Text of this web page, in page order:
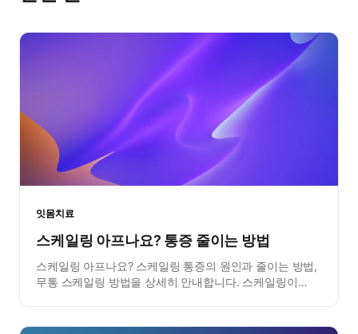
잇몸치료
스케일링 아프나요? 통증 줄이는 방법
스케일링 아프나요? 스케일링 통증의 원인과 줄이는 방법,
무통 스케일링 방법을 상세히 안내합니다. 스케일링이